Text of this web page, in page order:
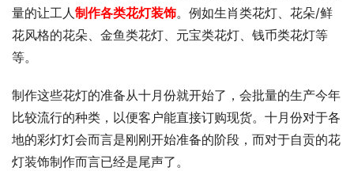
量的让工人制作各类花灯装饰。例如生肖类花灯、花朵/鲜
花风格的花朵、金鱼类花灯、元宝类花灯、钱币类花灯等
等。
制作这些花灯的准备从十月份就开始了，会批量的生产今年
比较流行的种类，以便客户能直接订购现货。十月份对于各
地的彩灯灯会而言是刚刚开始准备的阶段，而对于自贡的花
灯装饰制作而言已经是尾声了。